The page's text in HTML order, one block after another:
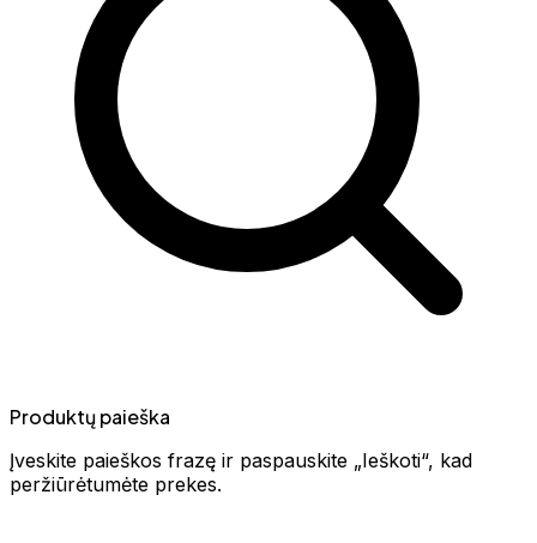
Produktų paieška
Įveskite paieškos frazę ir paspauskite „Ieškoti“, kad
peržiūrėtumėte prekes.